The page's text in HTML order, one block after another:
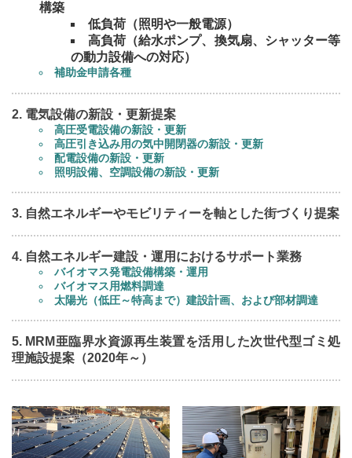
構築
低負荷（照明や一般電源）
高負荷（給水ポンプ、換気扇、シャッター等
の動力設備への対応）
補助金申請各種
電気設備の新設・更新提案
高圧受電設備の新設・更新
高圧引き込み用の気中開閉器の新設・更新
配電設備の新設・更新
照明設備、空調設備の新設・更新
自然エネルギーやモビリティーを軸とした街づくり提案
自然エネルギー建設・運用におけるサポート業務
バイオマス発電設備構築・運用
バイオマス用燃料調達
太陽光（低圧～特高まで）建設計画、および部材調達
MRM亜臨界水資源再生装置を活用した次世代型ゴミ処
理施設提案（2020年～）